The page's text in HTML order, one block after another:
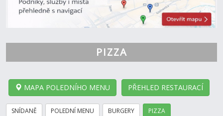
PIZZA
MAPA POLEDNÍHO MENU PŘEHLED RESTAURACÍ
SNÍDANĚ POLEDNÍ MENU BURGERY PIZZA